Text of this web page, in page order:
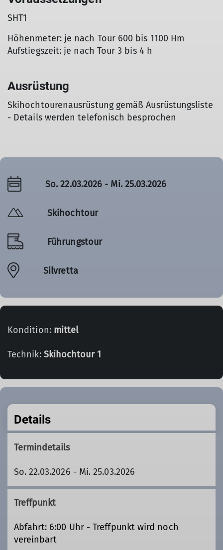
SHT1
Höhenmeter: je nach Tour 600 bis 1100 Hm
Aufstiegszeit: je nach Tour 3 bis 4 h
Ausrüstung
Skihochtourenausrüstung gemäß Ausrüstungsliste
- Details werden telefonisch besprochen
So. 22.03.2026 - Mi. 25.03.2026
Skihochtour
Führungstour
Silvretta
Kondition: mittel
Technik: Skihochtour 1
Details
Termindetails
So. 22.03.2026 - Mi. 25.03.2026
Treffpunkt
Abfahrt: 6:00 Uhr - Treffpunkt wird noch
vereinbart